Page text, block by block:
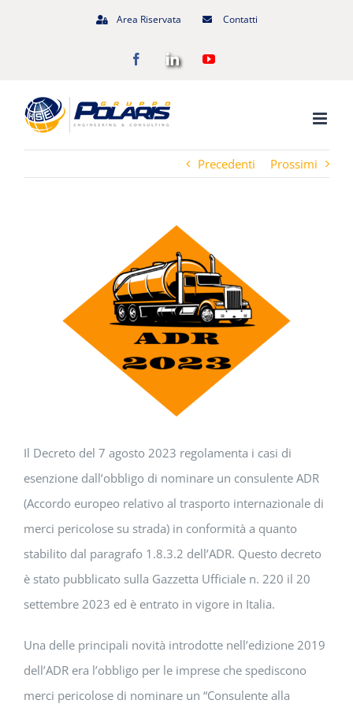
Area Riservata Contatti
FacebookLinkedInYouTube
Precedenti Prossimi
Il Decreto del 7 agosto 2023 regolamenta i casi di
esenzione dall’obbligo di nominare un consulente ADR
(Accordo europeo relativo al trasporto internazionale di
merci pericolose su strada) in conformità a quanto
stabilito dal paragrafo 1.8.3.2 dell’ADR. Questo decreto
è stato pubblicato sulla Gazzetta Ufficiale n. 220 il 20
settembre 2023 ed è entrato in vigore in Italia.
Una delle principali novità introdotte nell’edizione 2019
dell’ADR era l’obbligo per le imprese che spediscono
merci pericolose di nominare un “Consulente alla